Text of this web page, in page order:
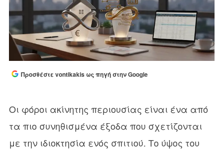
Προσθέστε vontikakis ως πηγή στην Google
Οι φόροι ακίνητης περιουσίας είναι ένα από
τα πιο συνηθισμένα έξοδα που σχετίζονται
με την ιδιοκτησία ενός σπιτιού. Το ύψος του